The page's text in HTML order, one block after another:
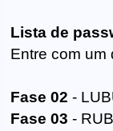
Lista de
Entre com um
Fase 02 -
Fase 03 -